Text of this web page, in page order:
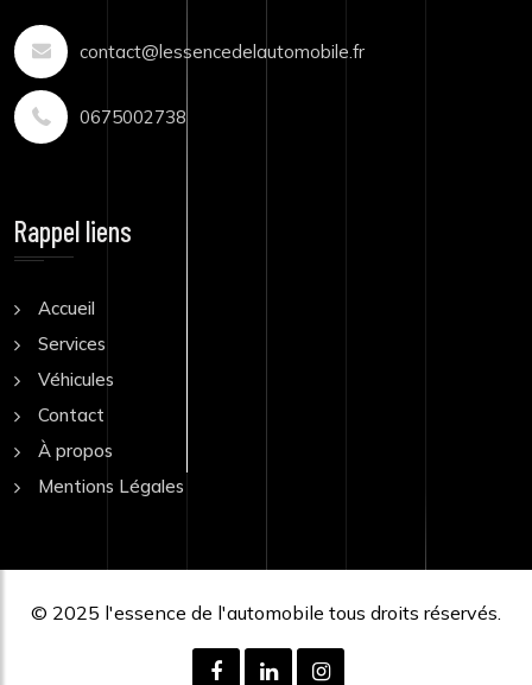
contact@lessencedelautomobile.fr
0675002738
Rappel liens
Accueil
Services
Véhicules
Contact
À propos
Mentions Légales
© 2025 l'essence de l'automobile tous droits réservés.